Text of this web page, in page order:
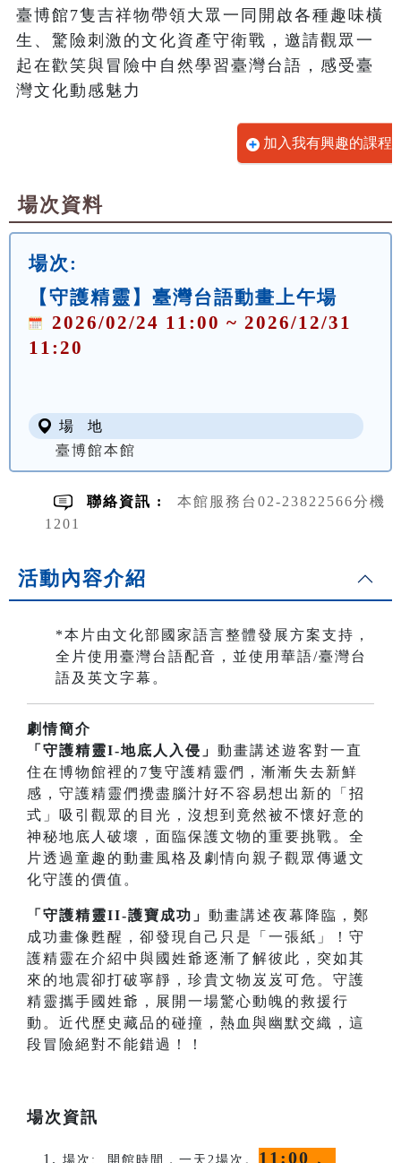
臺博館7隻吉祥物帶領大眾一同開啟各種趣味橫
生、驚險刺激的文化資產守衛戰，邀請觀眾一
起在歡笑與冒險中自然學習臺灣台語，感受臺
灣文化動感魅力
加入我有興趣的課程
場次資料
場次:
【守護精靈】臺灣台語動畫上午場
2026/02/24 11:00 ~ 2026/12/31
11:20
場 地
臺博館本館
聯絡資訊 :
本館服務台02-23822566分機
1201
活動內容介紹
*本片由文化部國家語言整體發展方案支持，
全片使用臺灣台語配音，並使用華語/臺灣台
語及英文字幕。
劇情簡介
「守護精靈I-地底人入侵」 動畫講述遊客對一直
住在博物館裡的7隻守護精靈們，漸漸失去新鮮
感，守護精靈們攪盡腦汁好不容易想出新的「招
式」吸引觀眾的目光，沒想到竟然被不懷好意的
神秘地底人破壞，面臨保護文物的重要挑戰。全
片透過童趣的動畫風格及劇情向親子觀眾傳遞文
化守護的價值。
「守護精靈II-護寶成功」 動畫講述夜幕降臨，鄭
成功畫像甦醒，卻發現自己只是「一張紙」！守
護精靈在介紹中與國姓爺逐漸了解彼此，突如其
來的地震卻打破寧靜，珍貴文物岌岌可危。守護
精靈攜手國姓爺，展開一場驚心動魄的救援行
動。近代歷史藏品的碰撞，熱血與幽默交織，這
段冒險絕對不能錯過！！
場次資訊
場次: 開館時間，一天2場次。 11:00 、